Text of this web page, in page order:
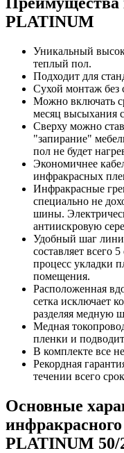
PLATINUM
Уникальный
теплый пол.
Подходит для
Сухой монтаж без
Можно включать
месяц высыхания
Сверху можно
"запирание"
пол не будет
Экономичнее
инфракрасных
Инфракрасные
специально не
шины.
антиискровую
Удобный шаг
составляет всего
процесс укладки
помещения.
Расположенная
сетка исключает
разделяя медную
Медная
пленки и
В комплекте все
Рекордная
течении всего
Основные
PLATINUM 50/